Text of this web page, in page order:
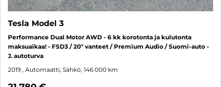
Tesla Model 3
Performance Dual Motor AWD - 6 kk korotonta ja kulutonta
maksuaikaa! - FSD3 / 20" vanteet / Premium Audio / Suomi-auto -
J. autoturva
2019 , Automaatti, Sähkö, 146 000 km